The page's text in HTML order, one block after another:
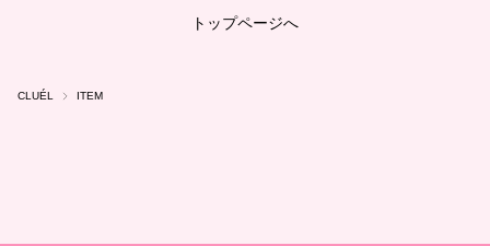
トップページへ
CLUÉL ITEM